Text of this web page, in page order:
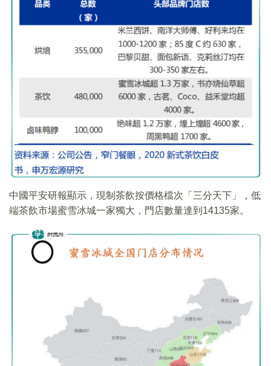
中國平安研報顯示，現制茶飲按價格檔次「三分天下」，低
端茶飲市場蜜雪冰城一家獨大，門店數量達到14135家。